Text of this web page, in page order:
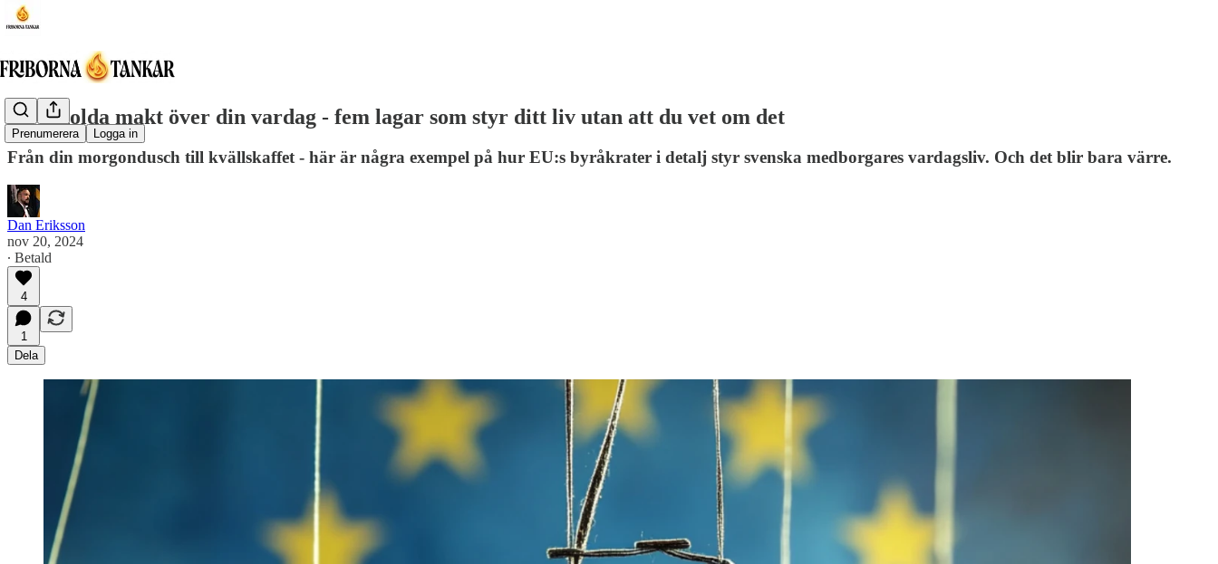
Prenumerera Logga in
EU:s dolda makt över din vardag - fem lagar som styr ditt liv utan att du vet om det
Från din morgondusch till kvällskaffet - här är några exempel på hur EU:s byråkrater i detalj styr svenska medborgares vardagsliv. Och det blir bara värre.
Dan Eriksson
nov 20, 2024
∙ Betald
4
1
Dela